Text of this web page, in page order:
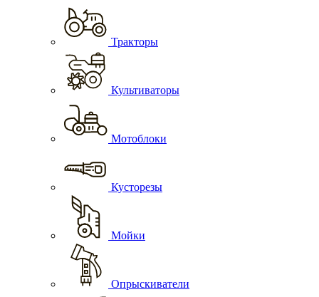
Тракторы
Культиваторы
Мотоблоки
Кусторезы
Мойки
Опрыскиватели